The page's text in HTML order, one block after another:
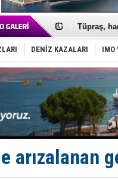
Anadolu
Tüpraş,
İTU AUV,
LNG
PROYAD,
Türkiye-
Türk
Deniz
DÖDER,
Fairline,
Baltık
Runit
Türk
DENİZ KAZALARI IMO
arızalanan